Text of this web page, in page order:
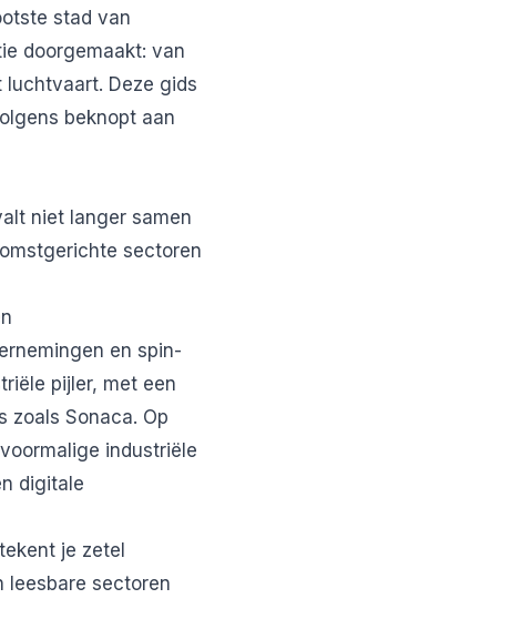
stad van
doorgemaakt: van
Deze gids
beknopt aan
niet langer samen
sectoren
en spin-
pijler, met een
zoals Sonaca. Op
voormalige industriële
digitale
je zetel
leesbare sectoren